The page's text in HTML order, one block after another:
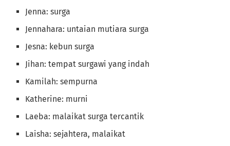
Jenna: surga
Jennahara: untaian mutiara surga
Jesna: kebun surga
Jihan: tempat surgawi yang indah
Kamilah: sempurna
Katherine: murni
Laeba: malaikat surga tercantik
Laisha: sejahtera, malaikat